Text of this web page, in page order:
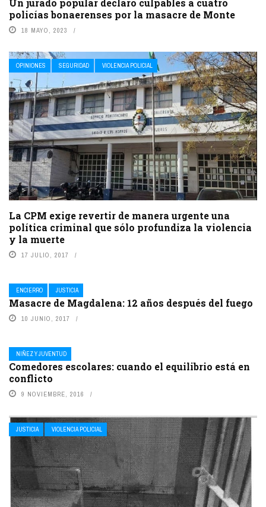
Un jurado popular declaró culpables a cuatro
policías bonaerenses por la masacre de Monte
18 MAYO, 2023
OPINIONES SEGURIDAD VIOLENCIA POLICIAL
La CPM exige revertir de manera urgente una
política criminal que sólo profundiza la violencia
y la muerte
17 JULIO, 2017
ENCIERRO JUSTICIA
Masacre de Magdalena: 12 años después del fuego
10 JUNIO, 2017
NIÑEZ Y JUVENTUD
Comedores escolares: cuando el equilibrio está en
conflicto
9 NOVIEMBRE, 2016
JUSTICIA VIOLENCIA POLICIAL